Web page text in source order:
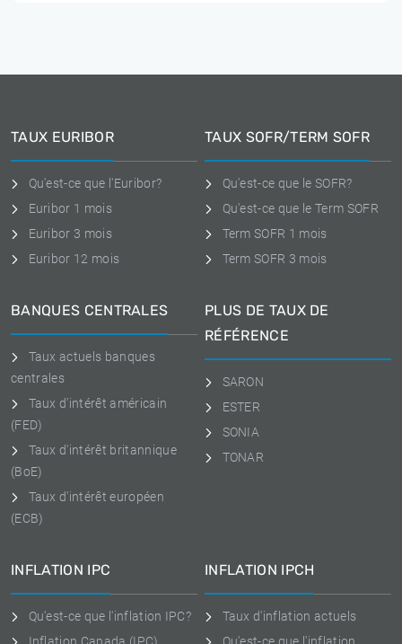
TAUX EURIBOR
Qu'est-ce que l'Euribor?
Euribor 1 mois
Euribor 3 mois
Euribor 12 mois
TAUX SOFR/TERM SOFR
Qu'est-ce que le SOFR?
Qu'est-ce que le Term SOFR
Term SOFR 1 mois
Term SOFR 3 mois
BANQUES CENTRALES
Taux actuels banques
centrales
Taux d'intérêt américain
(FED)
Taux d'intérêt britannique
(BoE)
Taux d'intérêt européen
(ECB)
PLUS DE TAUX DE
RÉFÉRENCE
SARON
ESTER
SONIA
TONAR
INFLATION IPC
Qu'est-ce que l'inflation IPC?
INFLATION IPCH
Taux d'inflation actuels